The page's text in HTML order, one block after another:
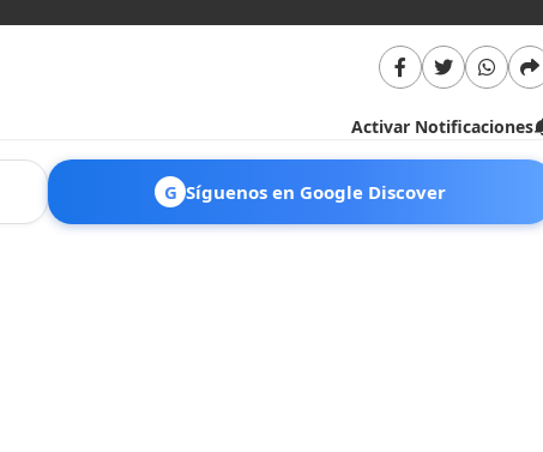
Activar Notificaciones
G Síguenos en Google Discover